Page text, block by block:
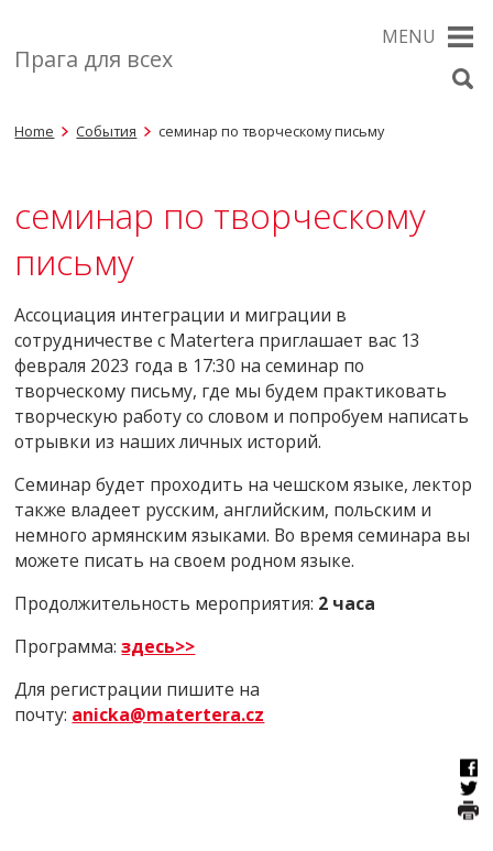
Прага для всех
MENU
Home События семинар по творческому письму
семинар по творческому
письму
Ассоциация интеграции и миграции в
сотрудничестве с Matertera приглашает вас 13
февраля 2023 года в 17:30 на семинар по
творческому письму, где мы будем практиковать
творческую работу со словом и попробуем написать
отрывки из наших личных историй.
Семинар будет проходить на чешском языке, лектор
также владеет русским, английским, польским и
немного армянским языками. Во время семинара вы
можете писать на своем родном языке.
Продолжительность мероприятия: 2 часа
Программа: здесь>>
Для регистрации пишите на
почту: anicka@matertera.cz